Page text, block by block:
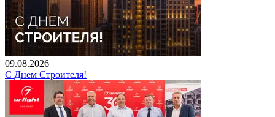
09.08.2026
С Днем Строителя!